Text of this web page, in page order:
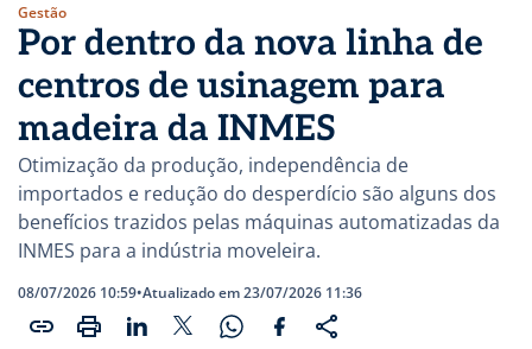
Gestão
Por dentro da nova linha de
centros de usinagem para
madeira da INMES
Otimização da produção, independência de
importados e redução do desperdício são alguns dos
benefícios trazidos pelas máquinas automatizadas da
INMES para a indústria moveleira.
08/07/2026 10:59•Atualizado em 23/07/2026 11:36